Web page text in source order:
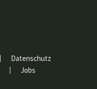
Datenschutz
Jobs